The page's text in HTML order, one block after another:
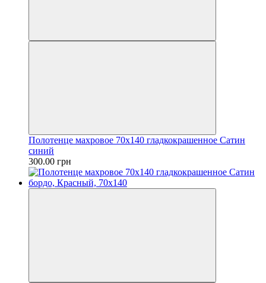
Полотенце махровое 70х140 гладкокрашенное Сатин
синий
300.00 грн